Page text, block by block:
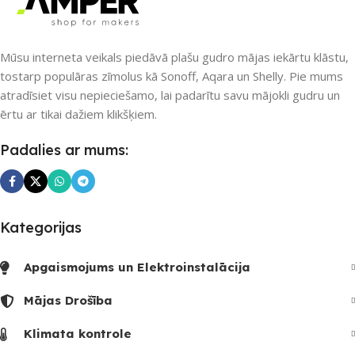
SAVIENOJUMS Wi-Fi
Mūsu interneta veikals piedāvā plašu gudro mājas iekārtu klāstu,
tostarp populāras zīmolus kā Sonoff, Aqara un Shelly. Pie mums
atradīsiet visu nepieciešamo, lai padarītu savu mājokli gudru un
ērtu ar tikai dažiem klikšķiem.
Padalies ar mums:
Kategorijas
Apgaismojums un Elektroinstalācija
Mājas Drošība
Klimata kontrole